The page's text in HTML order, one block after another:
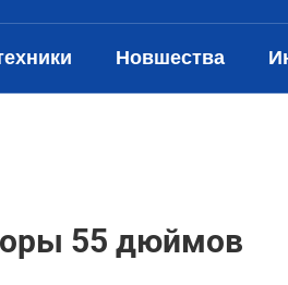
Новшества
55 дюймов